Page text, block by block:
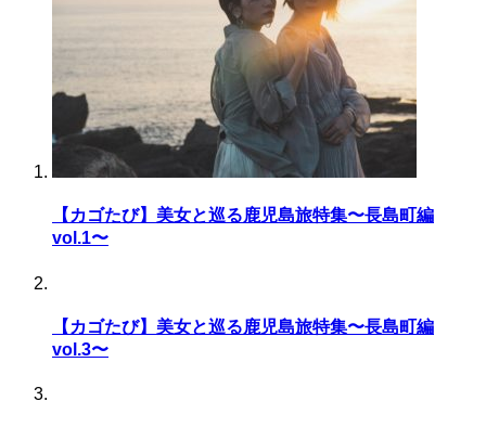
【カゴたび】美女と巡る鹿児島旅特集〜長島町編
vol.1〜
【カゴたび】美女と巡る鹿児島旅特集〜長島町編
vol.3〜